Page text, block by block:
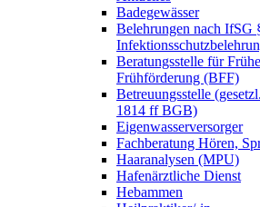
Badegewässer
Belehrungen nach IfSG
Beratungsstelle für
Frühförderung (BFF)
Betreuungsstelle
1814 ff BGB)
Eigenwasserversorger
Fachberatung Hören,
Haaranalysen (MPU)
Hafenärztliche Dienst
Hebammen